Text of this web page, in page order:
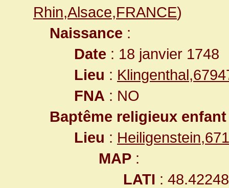
Rhin,Alsace,FRANCE)
Naissance :
Date : 18 janvier 1748
Lieu :
FNA : NO
Baptême religieux enfant
Lieu :
MAP :
LATI :